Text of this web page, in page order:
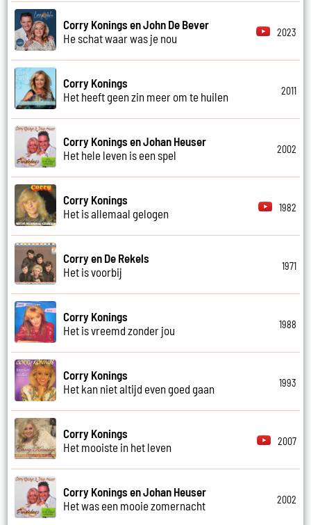
Corry Konings en John De Bever
He schat waar was je nou
2023
Corry Konings
Het heeft geen zin meer om te huilen
2011
Corry Konings en Johan Heuser
Het hele leven is een spel
2002
Corry Konings
Het is allemaal gelogen
1982
Corry en De Rekels
Het is voorbij
1971
Corry Konings
Het is vreemd zonder jou
1988
Corry Konings
Het kan niet altijd even goed gaan
1993
Corry Konings
Het mooiste in het leven
2007
Corry Konings en Johan Heuser
Het was een mooie zomernacht
2002